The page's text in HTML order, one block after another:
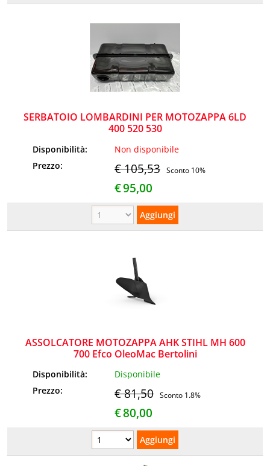
SERBATOIO LOMBARDINI PER MOTOZAPPA 6LD
400 520 530
Disponibilità:
Non disponibile
Prezzo:
€ 105,53 Sconto 10%
€95,00
ASSOLCATORE MOTOZAPPA AHK STIHL MH 600
700 Efco OleoMac Bertolini
Disponibilità:
Disponibile
Prezzo:
€ 81,50 Sconto 1.8%
€80,00